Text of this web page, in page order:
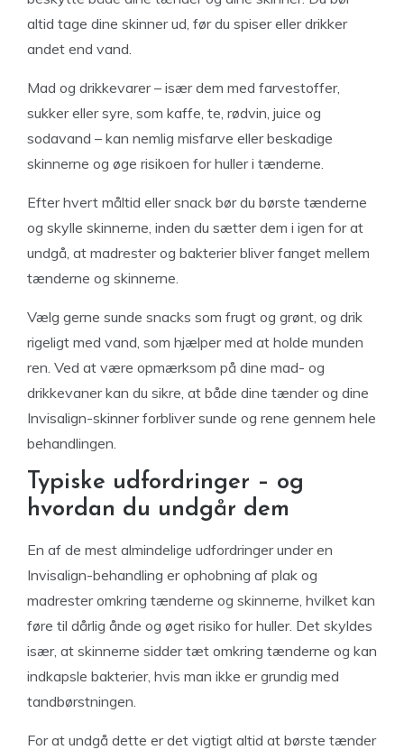
altid tage dine skinner ud, før du spiser eller drikker
andet end vand.
Mad og drikkevarer – især dem med farvestoffer,
sukker eller syre, som kaffe, te, rødvin, juice og
sodavand – kan nemlig misfarve eller beskadige
skinnerne og øge risikoen for huller i tænderne.
Efter hvert måltid eller snack bør du børste tænderne
og skylle skinnerne, inden du sætter dem i igen for at
undgå, at madrester og bakterier bliver fanget mellem
tænderne og skinnerne.
Vælg gerne sunde snacks som frugt og grønt, og drik
rigeligt med vand, som hjælper med at holde munden
ren. Ved at være opmærksom på dine mad- og
drikkevaner kan du sikre, at både dine tænder og dine
Invisalign-skinner forbliver sunde og rene gennem hele
behandlingen.
Typiske udfordringer – og
hvordan du undgår dem
En af de mest almindelige udfordringer under en
Invisalign-behandling er ophobning af plak og
madrester omkring tænderne og skinnerne, hvilket kan
føre til dårlig ånde og øget risiko for huller. Det skyldes
især, at skinnerne sidder tæt omkring tænderne og kan
indkapsle bakterier, hvis man ikke er grundig med
tandbørstningen.
For at undgå dette er det vigtigt altid at børste tænder